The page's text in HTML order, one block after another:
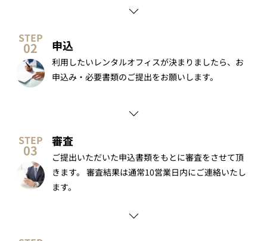
申込
利用したいレンタルオフィスが決まりましたら、お
申込み・必要書類のご提出をお願いします。
審査
ご提出いただいた申込書類をもとに審査をさせて頂
きます。 審査結果は通常10営業日内にご連絡いたし
ます。